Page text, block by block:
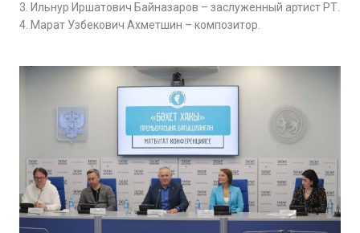
3. Ильнур Иршатович Байназаров – заслуженный артист РТ.
4. Марат Узбекович Ахметшин – композитор.